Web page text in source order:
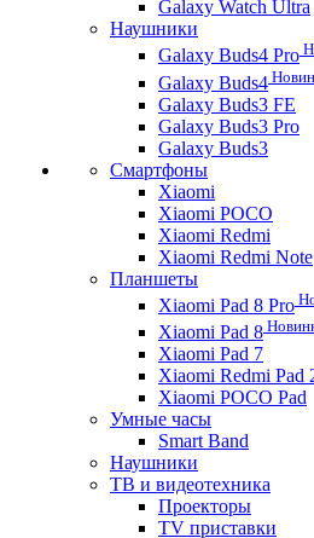
Galaxy Watch Ultra
Наушники
Galaxy Buds4 Pro
Galaxy Buds4
Galaxy Buds3 FE
Galaxy Buds3 Pro
Galaxy Buds3
Смартфоны
Xiaomi
Xiaomi POCO
Xiaomi Redmi
Xiaomi Redmi Note
Планшеты
Xiaomi Pad 8 Pro
Xiaomi Pad 8
Xiaomi Pad 7
Xiaomi Redmi Pad
Xiaomi POCO Pad
Умные часы
Smart Band
Наушники
ТВ и видеотехника
Проекторы
TV приставки